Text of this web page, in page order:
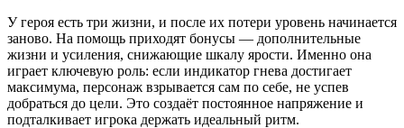
У героя есть три жизни, и после их потери уровень начинается
заново. На помощь приходят бонусы — дополнительные
жизни и усиления, снижающие шкалу ярости. Именно она
играет ключевую роль: если индикатор гнева достигает
максимума, персонаж взрывается сам по себе, не успев
добраться до цели. Это создаёт постоянное напряжение и
подталкивает игрока держать идеальный ритм.